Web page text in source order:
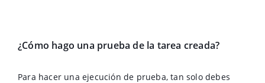
¿Cómo hago una prueba de la tarea creada?
Para hacer una ejecución de prueba, tan solo debes